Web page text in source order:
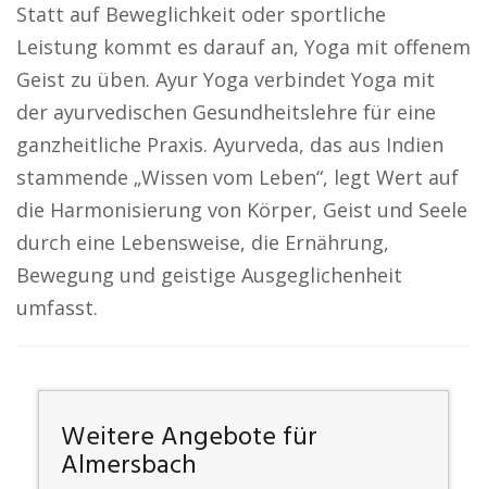
Statt auf Beweglichkeit oder sportliche
Leistung kommt es darauf an, Yoga mit offenem
Geist zu üben. Ayur Yoga verbindet Yoga mit
der ayurvedischen Gesundheitslehre für eine
ganzheitliche Praxis. Ayurveda, das aus Indien
stammende „Wissen vom Leben“, legt Wert auf
die Harmonisierung von Körper, Geist und Seele
durch eine Lebensweise, die Ernährung,
Bewegung und geistige Ausgeglichenheit
umfasst.
Weitere Angebote für
Almersbach